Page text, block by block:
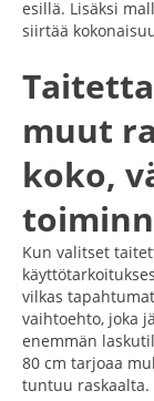
esillä. Lisäksi
siirtää
muut
koko,
Kun valitset
vilkas
vaihtoehto, joka
enemmän
80 cm tarjoaa
tuntuu raskaalta.